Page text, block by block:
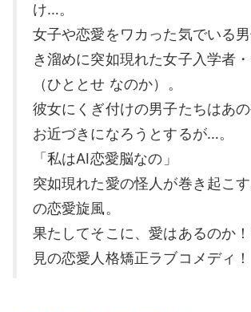
け…。
女子や恋愛をワカった気でいる
き溜めに突如現れた女子入学者
（ひととせ なのか）。
彼女にくぎ付けの男子たちはあ
お近づきになろうとするが…。
「私はAI恋愛脳なの」
突如現れた愛の怪人が巻き起こ
の恋愛旋風。
果たしてそこに、愛はあるのか
見の恋愛人格矯正ラブコメディ！